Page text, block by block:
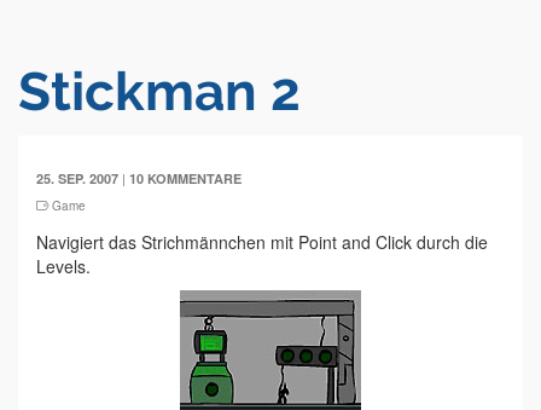
Stickman 2
25. SEP. 2007 | 10 KOMMENTARE
Game
Navigiert das Strichmännchen mit Point and Click durch die
Levels.